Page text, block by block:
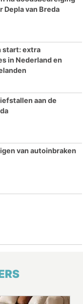
Depla van Breda
start: extra
in Nederland en
aan de
van autoinbraken